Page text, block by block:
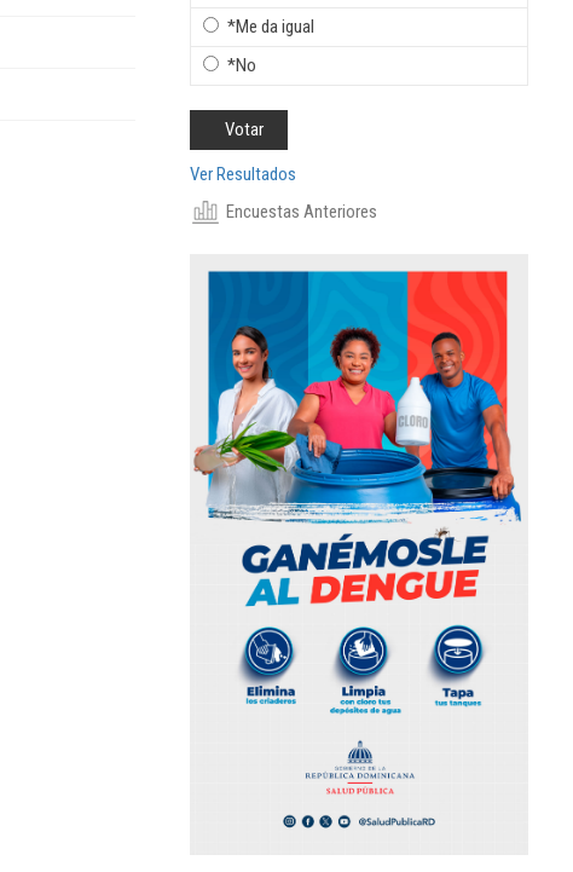
*Me da igual
*No
Ver Resultados
Encuestas Anteriores